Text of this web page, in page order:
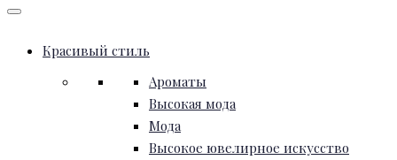
Красивый стиль
Ароматы
Высокая мода
Мода
Высокое ювелирное искусство